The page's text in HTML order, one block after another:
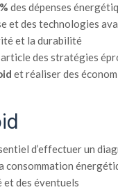
des dépenses
et des technologies
et la durabilité
des stratégies
et réaliser des
d’effectuer un
consommation
et des éventuels